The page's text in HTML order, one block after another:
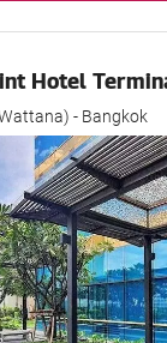
Hotel
- Bangkok